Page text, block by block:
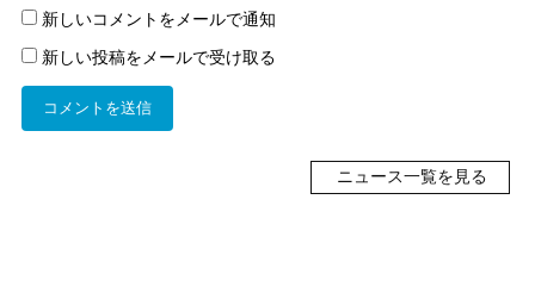
新しいコメントをメールで通知
新しい投稿をメールで受け取る
ニュース一覧を見る